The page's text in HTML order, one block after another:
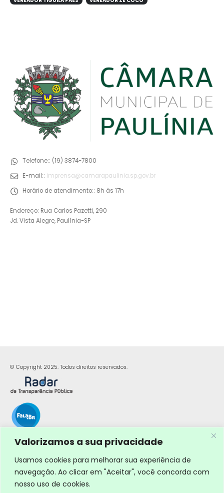
Valorizamos a sua privacidade
Usamos cookies para melhorar sua experiência de
navegação. Ao clicar em "Aceitar", você concorda com
nosso uso de cookies.
Telefone:: (19) 3874-7800
E-mail:: imprensa@camarapaulinia.sp.gov.br
Horário de atendimento:: 8h às 17h
Endereço: Rua Carlos Pazetti, 290
Jd. Vista Alegre, Paulínia-SP
© Copyright 2025. Todos direitos reservados.